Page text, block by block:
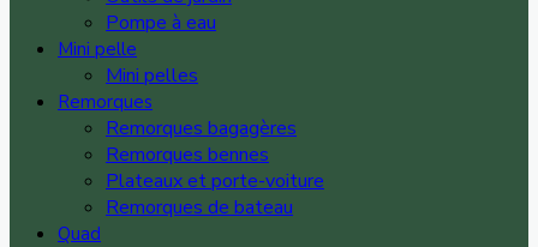
Pompe à eau
Mini pelle
Mini pelles
Remorques
Remorques bagagères
Remorques bennes
Plateaux et porte-voiture
Remorques de bateau
Quad